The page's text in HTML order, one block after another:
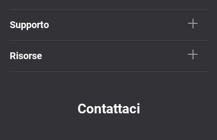
Supporto
Risorse
Contattaci